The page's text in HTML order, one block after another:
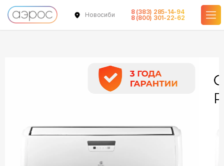
Новосибирск
8 (383) 285-14-94
8 (800) 301-22-62
в наличии
в наличии